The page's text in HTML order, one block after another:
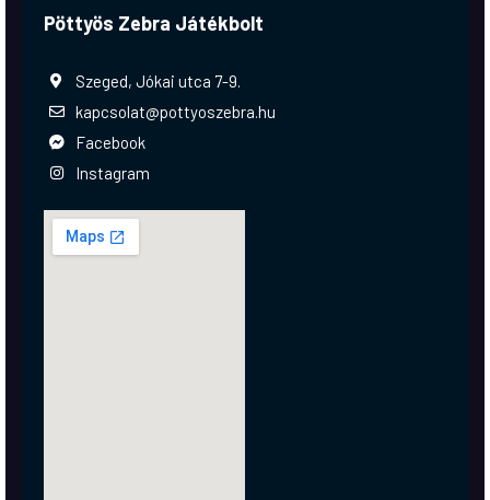
Pöttyös Zebra Játékbolt
Szeged, Jókai utca 7-9.
kapcsolat@pottyoszebra.hu
Facebook
Instagram